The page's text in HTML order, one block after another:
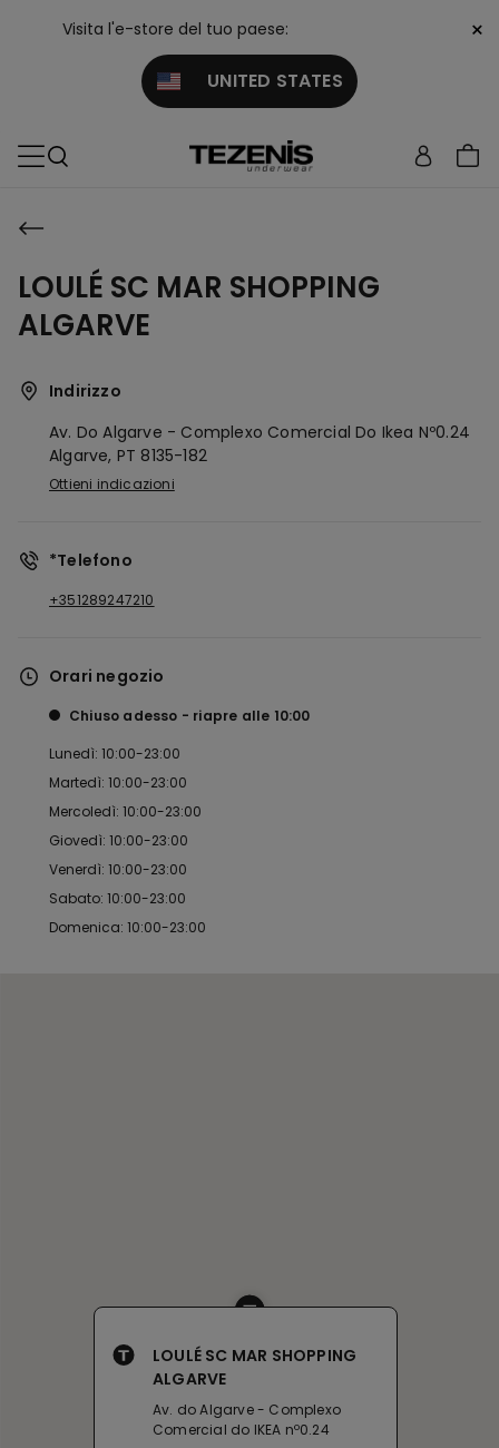
Visita l'e-store del tuo paese:
UNITED STATES
×
LOULÉ SC MAR SHOPPING
ALGARVE
Indirizzo
Av. Do Algarve - Complexo Comercial Do Ikea Nº0.24
Algarve, PT 8135-182
Ottieni indicazioni
*Telefono
+351289247210
Orari negozio
Chiuso adesso riapre alle 10:00
Lunedì: 10:00-23:00
Martedì: 10:00-23:00
Mercoledì: 10:00-23:00
Giovedì: 10:00-23:00
Venerdì: 10:00-23:00
Sabato: 10:00-23:00
Domenica: 10:00-23:00
LOULÉ SC MAR SHOPPING
ALGARVE
Av. do Algarve - Complexo
Comercial do IKEA nº0.24